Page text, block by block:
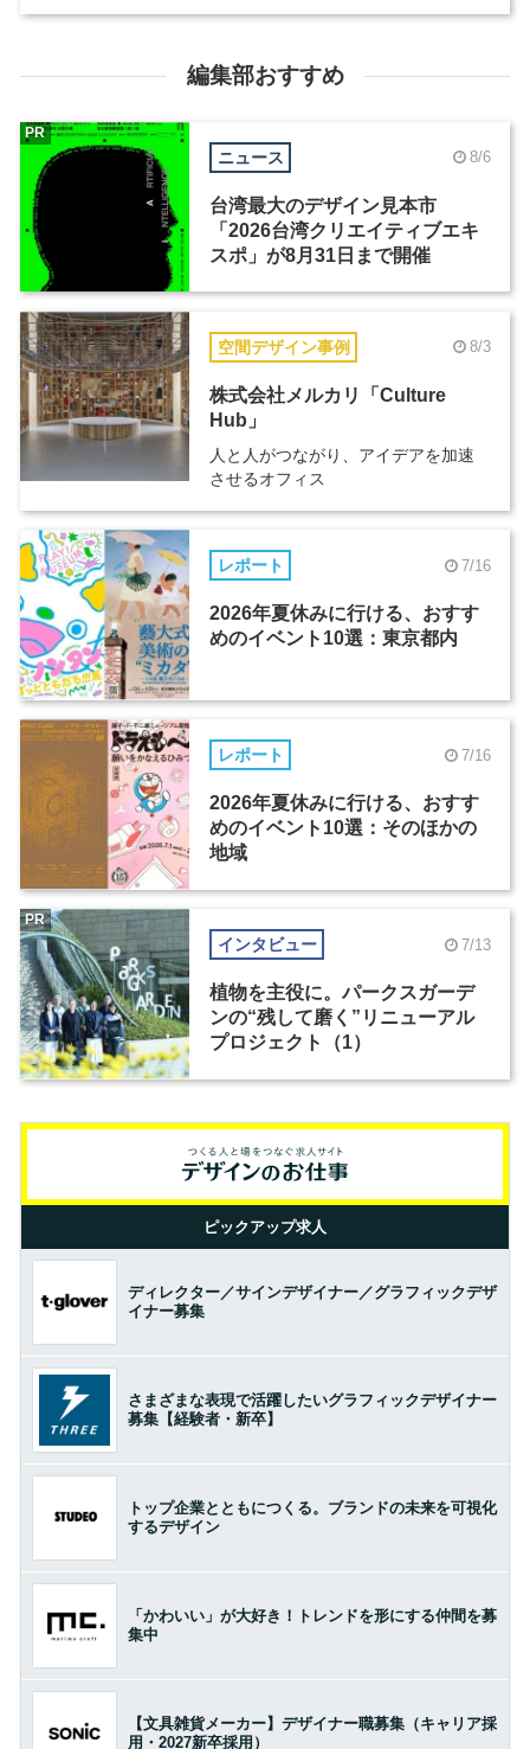
編集部おすすめ
ニュース 8/6
台湾最大のデザイン見本市
「2026台湾クリエイティブエキ
スポ」が8月31日まで開催
PR
空間デザイン事例 8/3
株式会社メルカリ「Culture
Hub」
人と人がつながり、アイデアを加速
させるオフィス
レポート 7/16
2026年夏休みに行ける、おすす
めのイベント10選：東京都内
レポート 7/16
2026年夏休みに行ける、おすす
めのイベント10選：そのほかの
地域
インタビュー 7/13
植物を主役に。パークスガーデ
ンの“残して磨く”リニューアル
プロジェクト（1）
PR
ピックアップ求人
ディレクター／サインデザイナー／グラフィックデザ
イナー募集
さまざまな表現で活躍したいグラフィックデザイナー
募集【経験者・新卒】
トップ企業とともにつくる。ブランドの未来を可視化
するデザイン
「かわいい」が大好き！トレンドを形にする仲間を募
集中
【文具雑貨メーカー】デザイナー職募集（キャリア採
用・2027新卒採用）